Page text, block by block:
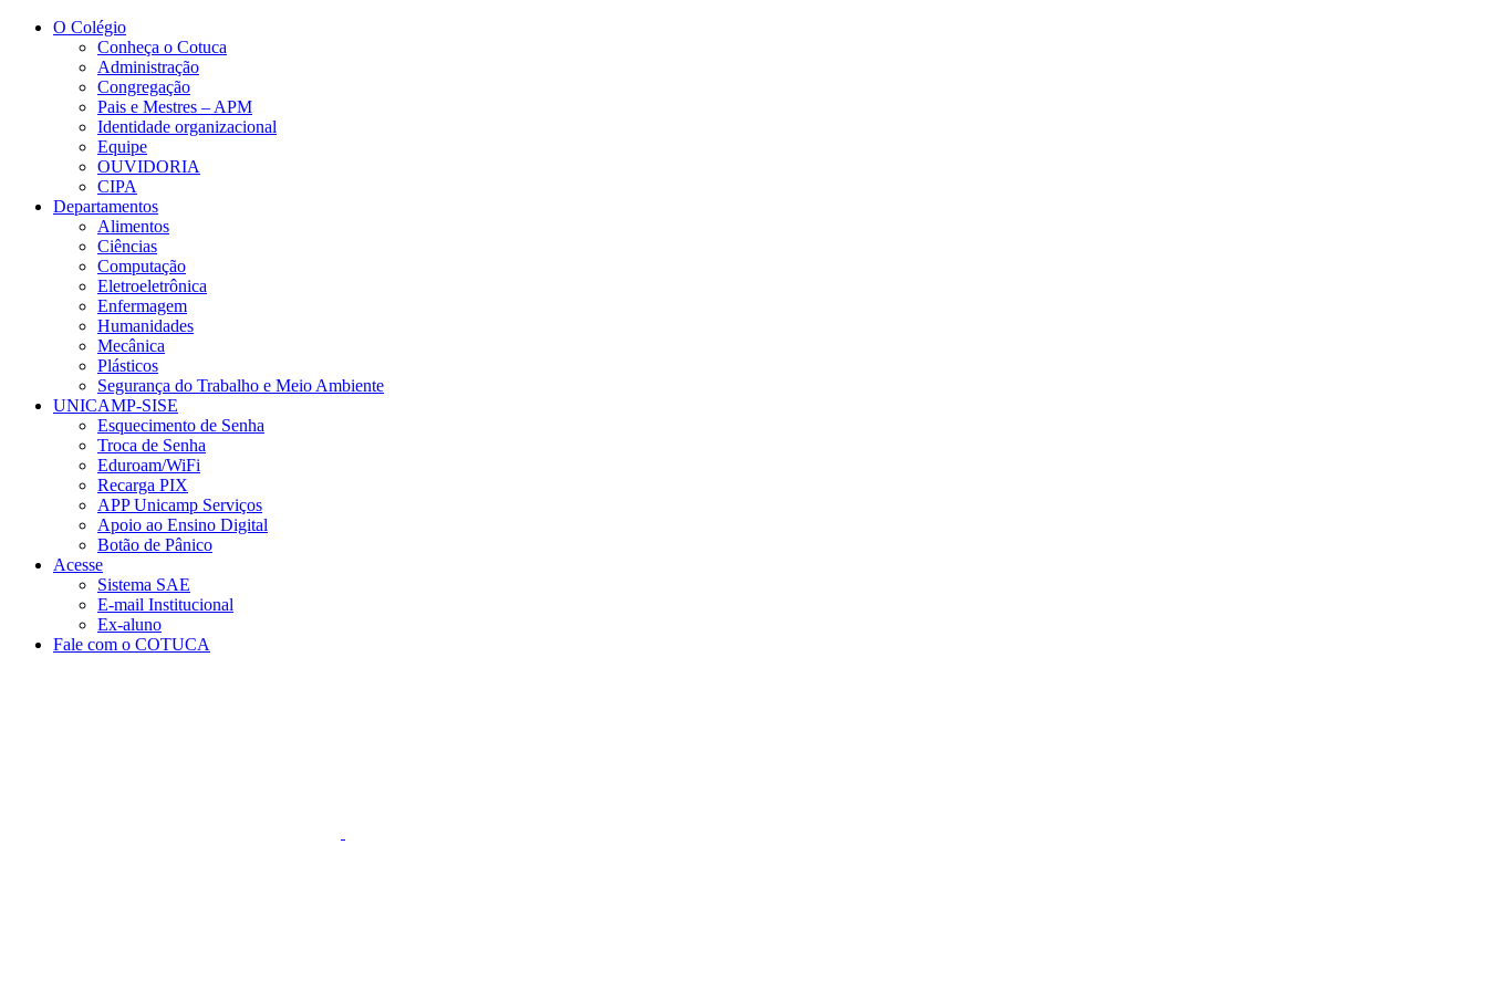
Conteúdo principal
O Colégio
Conheça o Cotuca
Administração
Congregação
Pais e Mestres – APM
Identidade organizacional
Equipe
OUVIDORIA
CIPA
Departamentos
Alimentos
Ciências
Computação
Eletroeletrônica
Enfermagem
Humanidades
Mecânica
Plásticos
Segurança do Trabalho e Meio Ambiente
UNICAMP-SISE
Esquecimento de Senha
Troca de Senha
Eduroam/WiFi
Recarga PIX
APP Unicamp Serviços
Apoio ao Ensino Digital
Botão de Pânico
Acesse
Sistema SAE
E-mail Institucional
Ex-aluno
Fale com o COTUCA